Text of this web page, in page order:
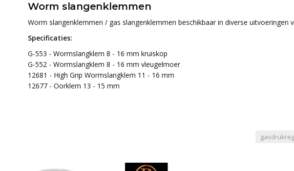
Worm slangenklemmen
Worm slangenklemmen / gas slangenklemmen beschikbaar in diverse uitvoeringen
Specificaties:
G-553 - Wormslangklem 8 - 16 mm kruiskop
G-552 - Wormslangklem 8 - 16 mm vleugelmoer
12681 - High Grip Wormslangklem 11 - 16 mm
12677 - Oorklem 13 - 15 mm